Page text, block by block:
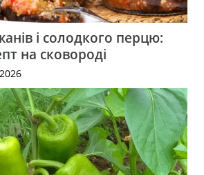
і солодкого перцю:
на сковороді